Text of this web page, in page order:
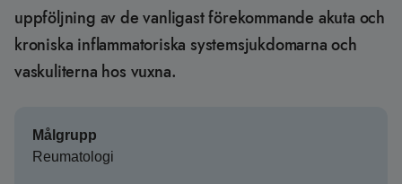
uppföljning av de vanligast förekommande akuta och
kroniska inflammatoriska systemsjukdomarna och
vaskuliterna hos vuxna.
Målgrupp
Reumatologi